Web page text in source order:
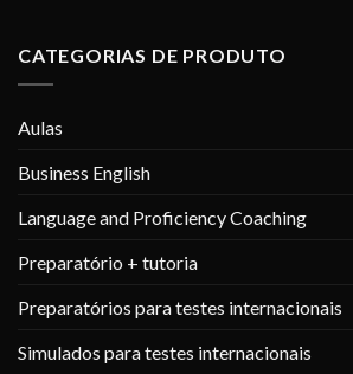
CATEGORIAS DE PRODUTO
Aulas
Business English
Language and Proficiency Coaching
Preparatório + tutoria
Preparatórios para testes internacionais
Simulados para testes internacionais